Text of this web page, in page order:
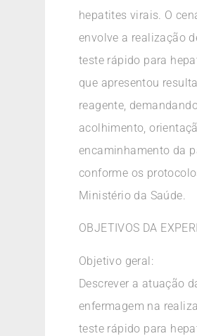
hepatites virais. O
envolve a realização
teste rápido para
que apresentou
reagente,
acolhimento,
encaminhamento da
conforme os
Ministério da Saúde.
OBJETIVOS DA
Objetivo geral:
Descrever a atuação
enfermagem na
teste rápido para